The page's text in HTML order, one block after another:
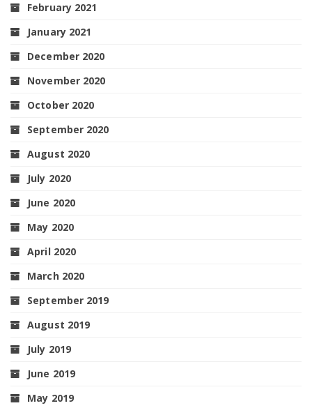
February 2021
January 2021
December 2020
November 2020
October 2020
September 2020
August 2020
July 2020
June 2020
May 2020
April 2020
March 2020
September 2019
August 2019
July 2019
June 2019
May 2019